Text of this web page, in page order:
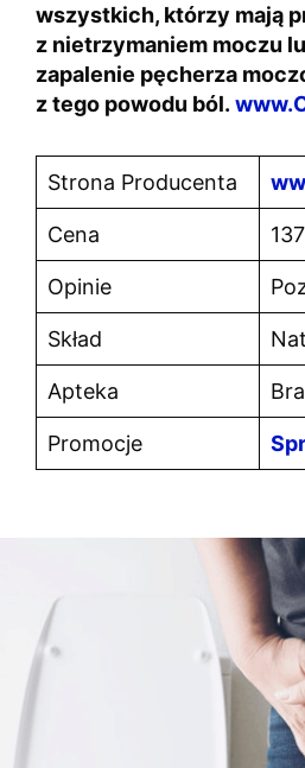
wszystkich, którzy mają
z nietrzymaniem moczu
zapalenie pęcherza
z tego powodu ból. www.
Strona Producenta
Cena
Opinie
Skład
Apteka
Promocje